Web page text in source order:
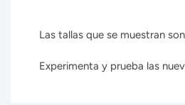
Las tallas que se muestran
Experimenta y prueba las